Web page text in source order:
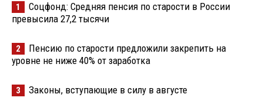
1
Соцфонд: Средняя пенсия по старости в России
превысила 27,2 тысячи
2
Пенсию по старости предложили закрепить на
уровне не ниже 40% от заработка
3 Законы, вступающие в силу в августе